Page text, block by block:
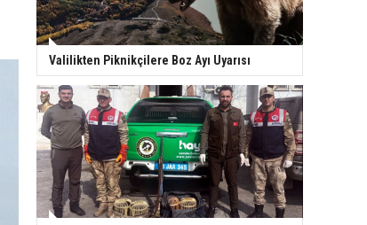
Valilikten Piknikçilere Boz Ayı Uyarısı